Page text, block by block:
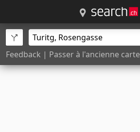
Feedback | Passer à l'ancienne carte